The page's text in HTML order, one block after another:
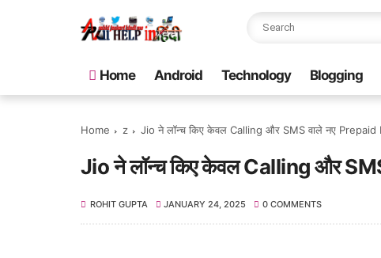
Home Android Technology Blogging
Home z Jio ने लॉन्च किए केवल Calling और SMS वाले नए Prepaid
Jio ने लॉन्च किए केवल Calling और
ROHIT GUPTA JANUARY 24, 2025 0 COMMENTS